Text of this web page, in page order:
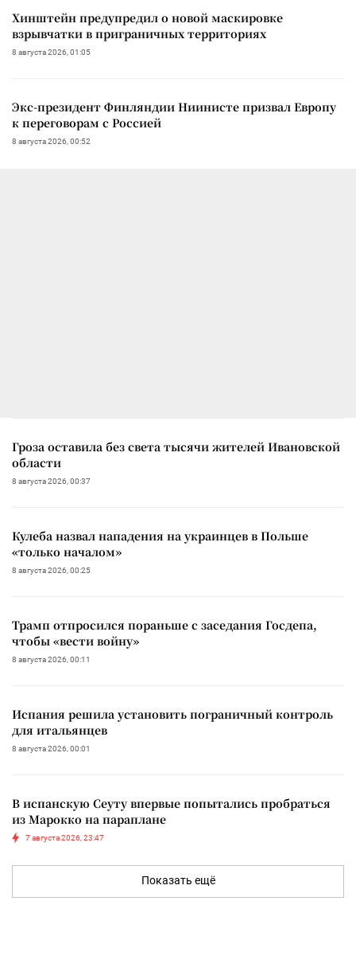
Хинштейн предупредил о новой маскировке
взрывчатки в приграничных территориях
8 августа 2026, 01:05
Экс-президент Финляндии Ниинисте призвал Европу
к переговорам с Россией
8 августа 2026, 00:52
Гроза оставила без света тысячи жителей Ивановской
области
8 августа 2026, 00:37
Кулеба назвал нападения на украинцев в Польше
«только началом»
8 августа 2026, 00:25
Трамп отпросился пораньше с заседания Госдепа,
чтобы «вести войну»
8 августа 2026, 00:11
Испания решила установить пограничный контроль
для итальянцев
8 августа 2026, 00:01
В испанскую Сеуту впервые попытались пробраться
из Марокко на параплане
7 августа 2026, 23:47
Показать ещё